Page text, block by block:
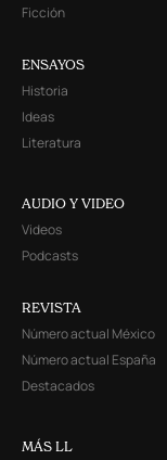
Ficción
ENSAYOS
Historia
Ideas
Literatura
AUDIO Y VIDEO
Videos
Podcasts
REVISTA
Número actual México
Número actual España
Destacados
MÁS LL